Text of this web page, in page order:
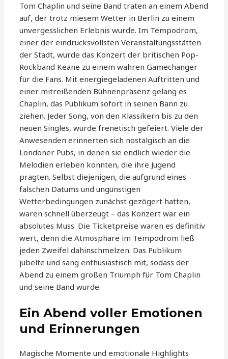
Tom Chaplin und seine Band traten an einem Abend
auf, der trotz miesem Wetter in Berlin zu einem
unvergesslichen Erlebnis wurde. Im Tempodrom,
einer der eindrucksvollsten Veranstaltungsstätten
der Stadt, wurde das Konzert der britischen Pop-
Rockband Keane zu einem wahren Gamechanger
für die Fans. Mit energiegeladenen Auftritten und
einer mitreißenden Bühnenpräsenz gelang es
Chaplin, das Publikum sofort in seinen Bann zu
ziehen. Jeder Song, von den Klassikern bis zu den
neuen Singles, wurde frenetisch gefeiert. Viele der
Anwesenden erinnerten sich nostalgisch an die
Londoner Pubs, in denen sie endlich wieder die
Melodien erleben konnten, die ihre Jugend
prägten. Selbst diejenigen, die aufgrund eines
falschen Datums und ungünstigen
Wetterbedingungen zunächst gezögert hatten,
waren schnell überzeugt – das Konzert war ein
absolutes Muss. Die Ticketpreise waren es definitiv
wert, denn die Atmosphäre im Tempodrom ließ
jeden Zweifel dahinschmelzen. Das Publikum
jubelte und sang enthusiastisch mit, sodass der
Abend zu einem großen Triumph für Tom Chaplin
und seine Band wurde.
Ein Abend voller Emotionen
und Erinnerungen
Magische Momente und emotionale Highlights